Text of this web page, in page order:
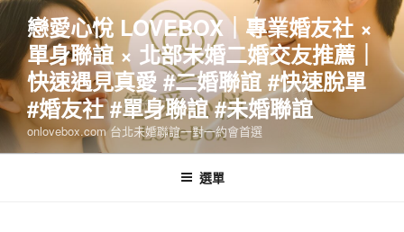
跳
主
要
內
容
戀愛心悅 LOVEBOX｜專業婚友社 ×
單身聯誼 × 北部未婚二婚交友推薦｜
快速遇見真愛 #二婚聯誼 #快速脫單
#婚友社 #單身聯誼 #未婚聯誼
onlovebox.com 台北未婚聯誼一對一約會首選
選單